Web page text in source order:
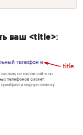
ваш <title>: